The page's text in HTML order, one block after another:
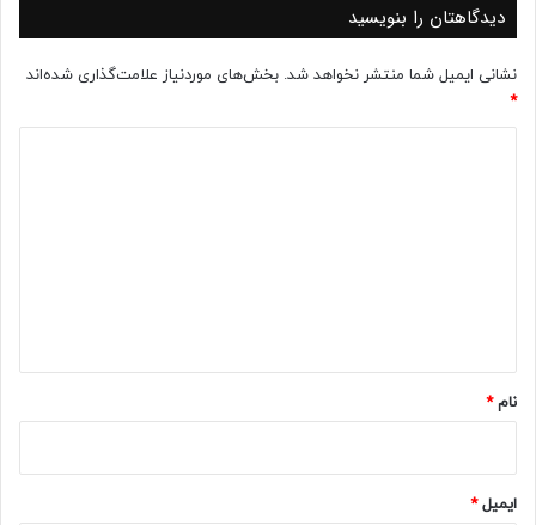
دیدگاهتان را بنویسید
نشانی ایمیل شما منتشر نخواهد شد. بخش‌های موردنیاز علامت‌گذاری شده‌اند
*
نام*
ایمیل*